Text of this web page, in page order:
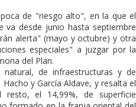
de "riesgo alto", en la que el
va desde junio hasta septiembre
alerta" (mayo y octubre) y otra
especiales" a juzgar por la
del Plan.
de infraestructuras y de
y García Aldave, y resalta el
resto, el 14,99%, de superficie